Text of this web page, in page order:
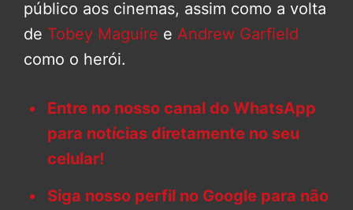
público aos cinemas, assim como a volta
de Tobey Maguire e Andrew Garfield
como o herói.
Entre no nosso canal do WhatsApp
para notícias diretamente no seu
celular!
Siga nosso perfil no Google para não